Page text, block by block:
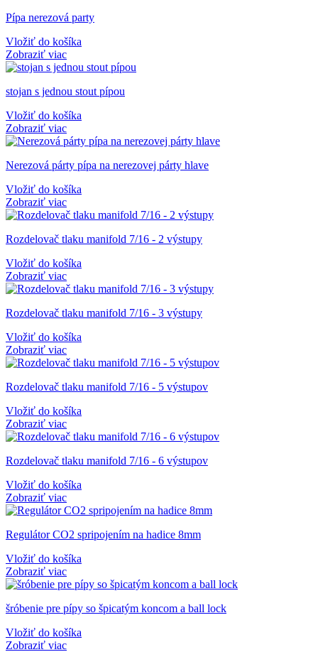
Pípa nerezová party
Vložiť do košíka
Zobraziť viac
stojan s jednou stout pípou
Vložiť do košíka
Zobraziť viac
Nerezová párty pípa na nerezovej párty hlave
Vložiť do košíka
Zobraziť viac
Rozdelovač tlaku manifold 7/16 - 2 výstupy
Vložiť do košíka
Zobraziť viac
Rozdelovač tlaku manifold 7/16 - 3 výstupy
Vložiť do košíka
Zobraziť viac
Rozdelovač tlaku manifold 7/16 - 5 výstupov
Vložiť do košíka
Zobraziť viac
Rozdelovač tlaku manifold 7/16 - 6 výstupov
Vložiť do košíka
Zobraziť viac
Regulátor CO2 spripojením na hadice 8mm
Vložiť do košíka
Zobraziť viac
šróbenie pre pípy so špicatým koncom a ball lock
Vložiť do košíka
Zobraziť viac